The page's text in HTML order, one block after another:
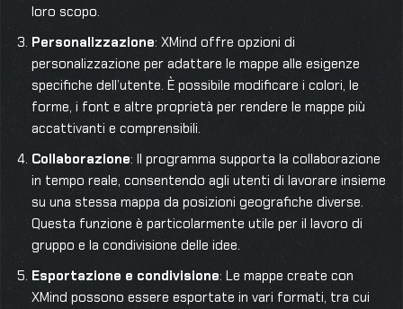
loro scopo.
Personalizzazione: XMind offre opzioni di
personalizzazione per adattare le mappe alle esigenze
specifiche dell’utente. È possibile modificare i colori, le
forme, i font e altre proprietà per rendere le mappe più
accattivanti e comprensibili.
Collaborazione: Il programma supporta la collaborazione
in tempo reale, consentendo agli utenti di lavorare insieme
su una stessa mappa da posizioni geografiche diverse.
Questa funzione è particolarmente utile per il lavoro di
gruppo e la condivisione delle idee.
Esportazione e condivisione: Le mappe create con
XMind possono essere esportate in vari formati, tra cui